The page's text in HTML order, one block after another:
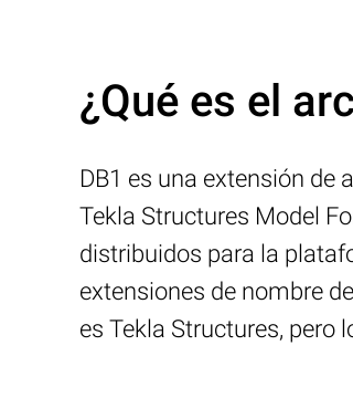
¿Qué es el
DB1 es una extensión
Tekla Structures Model
distribuidos para la
extensiones de nombre
es Tekla Structures, pero